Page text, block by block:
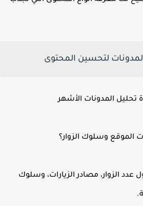
لتحسين المحتوى
المدونات الأشهر
وسلوك الزوار؟
الزوار، مصادر الزيارات، وسلوك